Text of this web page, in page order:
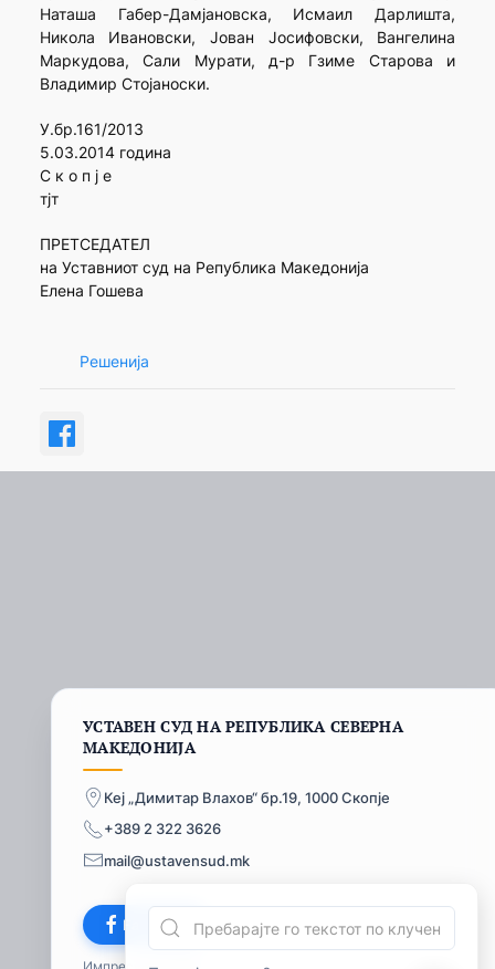
Наташа Габер-Дамјановска, Исмаил Дарлишта,
Никола Ивановски, Јован Јосифовски, Вангелина
Маркудова, Сали Мурати, д-р Гзиме Старова и
Владимир Стојаноски.
У.бр.161/2013
5.03.2014 година
С к о п ј е
тјт
ПРЕТСЕДАТЕЛ
на Уставниот суд на Република Македонија
Елена Гошева
Решенија
УСТАВЕН СУД НА РЕПУБЛИКА СЕВЕРНА
МАКЕДОНИЈА
Кеј „Димитар Влахов“ бр.19, 1000 Скопје
+389 2 322 3626
mail@ustavensud.mk
Facebook